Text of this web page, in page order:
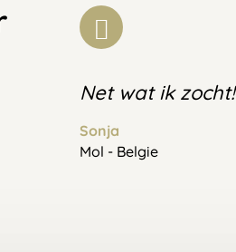
Net wat ik zocht!
Sonja
Mol - Belgie